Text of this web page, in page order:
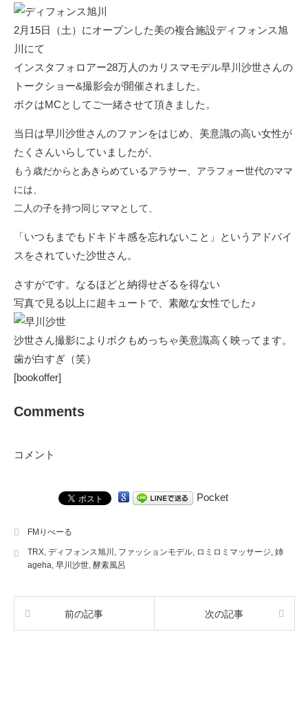
2月15日（土）にオープンした美の複合施設ディフォンス旭
川にて
インスタフォロアー28万人のカリスマモデル早川沙世さんの
トークショー&撮影会が開催されました。
ボクはMCとしてご一緒させて頂きました。
当日は早川沙世さんのファンをはじめ、美意識の高い女性が
たくさんいらしていましたが、
もう歳だからとあきらめているアラサー、アラフォー世代のママ
には、
二人の子を持つ同じママとして、
「いつもまでもドキドキ感を忘れないこと」というアドバイ
スをされていた沙世さん。
さすがです。なるほどと納得せざるを得ない
写真で見る以上に超キュートで、素敵な女性でした♪
沙世さん撮影によりボクもめっちゃ美意識高く映ってます。
歯が白すぎ（笑）
[bookoffer]
Comments
コメント
Pocket
FMりべーる
TRX ディフォンス旭川 ファッションモデル ロミロミマッサージ 姉
ageha 早川沙世 酵素風呂
前の記事 次の記事